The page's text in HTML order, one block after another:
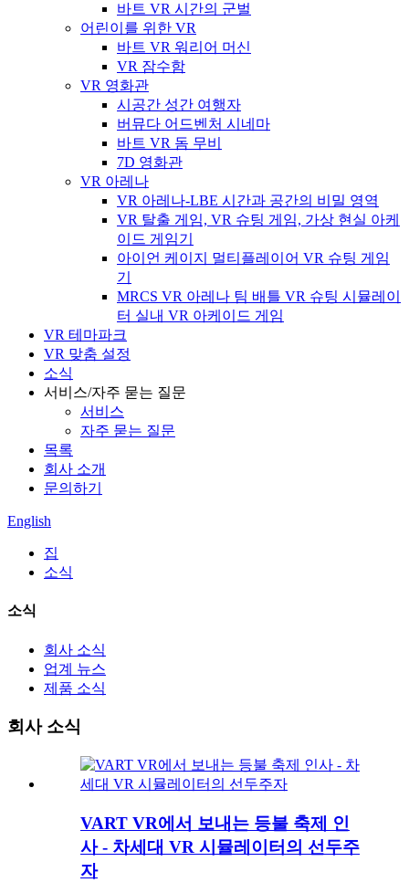
바트 VR 시간의 군벌
어린이를 위한 VR
바트 VR 워리어 머신
VR 잠수함
VR 영화관
시공간 성간 여행자
버뮤다 어드벤처 시네마
바트 VR 돔 무비
7D 영화관
VR 아레나
VR 아레나-LBE 시간과 공간의 비밀 영역
VR 탈출 게임, VR 슈팅 게임, 가상 현실 아케
이드 게임기
아이언 케이지 멀티플레이어 VR 슈팅 게임
기
MRCS VR 아레나 팀 배틀 VR 슈팅 시뮬레이
터 실내 VR 아케이드 게임
VR 테마파크
VR 맞춤 설정
소식
서비스/자주 묻는 질문
서비스
자주 묻는 질문
목록
회사 소개
문의하기
English
집
소식
소식
회사 소식
업계 뉴스
제품 소식
회사 소식
VART VR에서 보내는 등불 축제 인
사 - 차세대 VR 시뮬레이터의 선두주
자